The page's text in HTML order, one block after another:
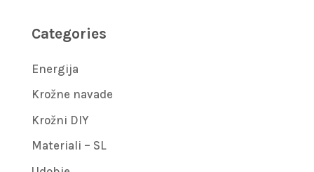
Categories
Energija
Krožne navade
Krožni DIY
Materiali – SL